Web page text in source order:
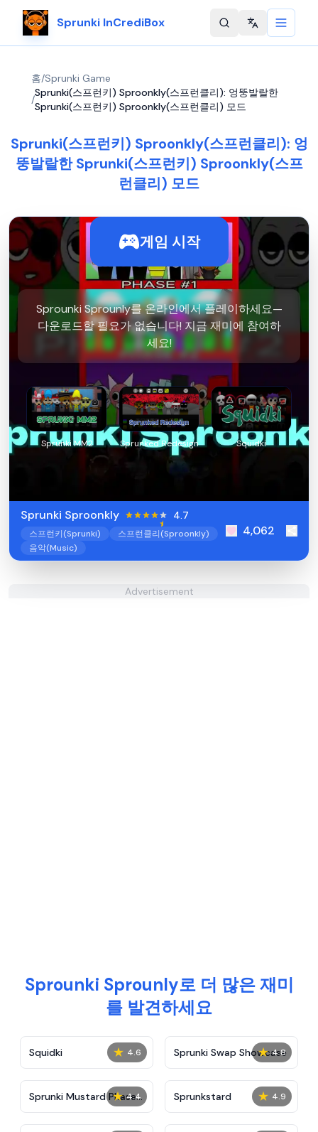
Sprunki InCrediBox Change
홈/Sprunki Game
/
Sprunki(스프런키) Sproonkly(스프런클리): 엉뚱발랄한
Sprunki(스프런키) Sproonkly(스프런클리) 모드
Sprunki(스프런키) Sproonkly(스프런클리): 엉
뚱발랄한 Sprunki(스프런키) Sproonkly(스프
런클리) 모드
게임 시작
Sprounki Sprounly를 온라인에서 플레이하세요—
다운로드할 필요가 없습니다! 지금 재미에 참여하
세요!
Sprunki MM2 Sprunked Redesign Squidki
Sprunki Sproonkly 4.7
스프런키(Sprunki)
스프런클리(Sproonkly)
음악(Music)
4,062
Advertisement
Sprounki Sprounly로 더 많은 재미
를 발견하세요
★ 4.6
Squidki ★ 4.8
Sprunki Swap Showcase
★ 4.4
Sprunki Mustard Phase
2
★ 4.9
Sprunkstard